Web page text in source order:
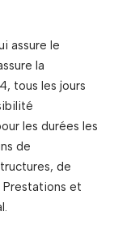
assure le
la
tous les jours
les durées les
de
de
Prestations et